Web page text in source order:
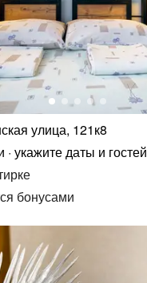
улица, 121к8
укажите даты и гостей
бонусами